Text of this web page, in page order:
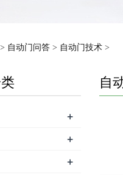
> 自动门问答 > 自动门技术 >
自
+
+
+